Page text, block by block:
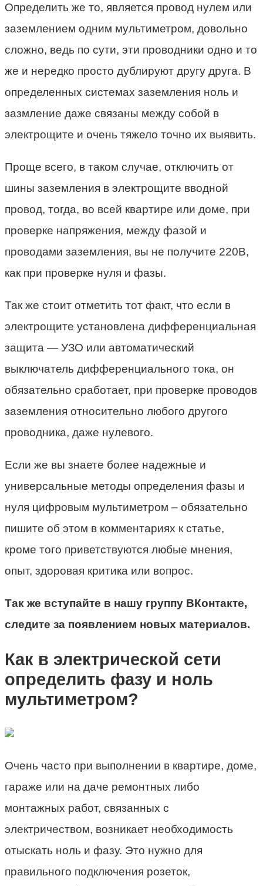
Определить же то, является провод нулем или
заземлением одним мультиметром, довольно
сложно, ведь по сути, эти проводники одно и то
же и нередко просто дублируют другу друга. В
определенных системах заземления ноль и
зазмление даже связаны между собой в
электрощите и очень тяжело точно их выявить.
Проще всего, в таком случае, отключить от
шины заземления в электрощите вводной
провод, тогда, во всей квартире или доме, при
проверке напряжения, между фазой и
проводами заземления, вы не получите 220В,
как при проверке нуля и фазы.
Так же стоит отметить тот факт, что если в
электрощите установлена дифференциальная
защита — УЗО или автоматический
выключатель дифференциального тока, он
обязательно сработает, при проверке проводов
заземления относительно любого другого
проводника, даже нулевого.
Если же вы знаете более надежные и
универсальные методы определения фазы и
нуля цифровым мультиметром – обязательно
пишите об этом в комментариях к статье,
кроме того приветствуются любые мнения,
опыт, здоровая критика или вопрос.
Так же вступайте в нашу группу ВКонтакте,
следите за появлением новых материалов.
Как в электрической сети
определить фазу и ноль
мультиметром?
Очень часто при выполнении в квартире, доме,
гараже или на даче ремонтных либо
монтажных работ, связанных с
электричеством, возникает необходимость
отыскать ноль и фазу. Это нужно для
правильного подключения розеток,